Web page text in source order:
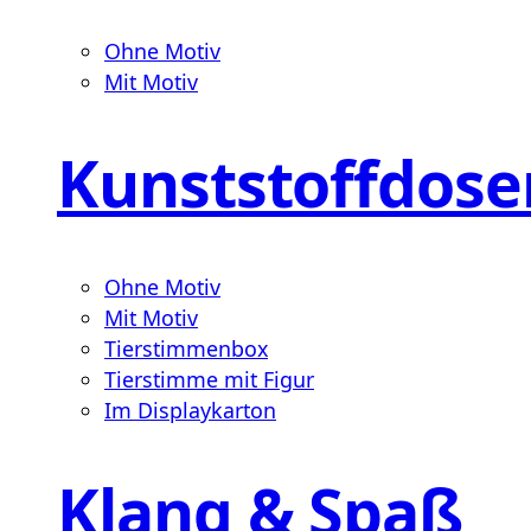
Ohne Motiv
Mit Motiv
Ohne Motiv
Mit Motiv
Tierstimmenbox
Tierstimme mit Figur
Im Displaykarton
Klang & Spaß